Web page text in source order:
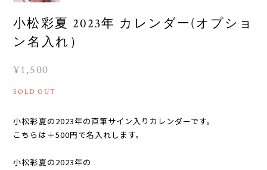
小松彩夏 2023年 カレンダー(オプショ
ン名入れ）
¥1,500
SOLD OUT
小松彩夏の2023年の直筆サイン入りカレンダーです。
こちらは＋500円で名入れします。
小松彩夏の2023年の